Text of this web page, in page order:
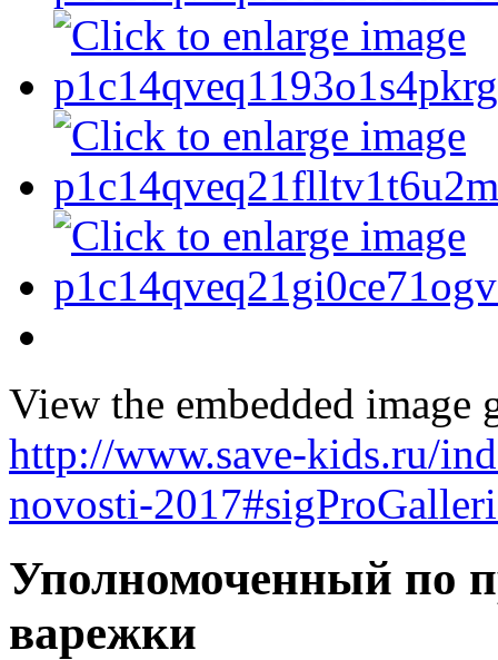
View the embedded image
http://www.save-kids.ru/
novosti-
Уполномоченный по
варежки